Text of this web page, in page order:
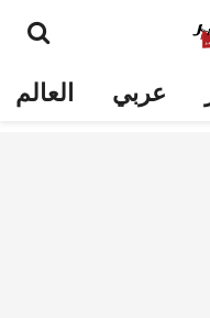
عربي العالم